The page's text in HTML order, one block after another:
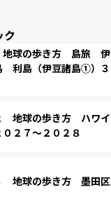
ク
球の歩き方 島旅 伊
利島（伊豆諸島①）３
地球の歩き方 ハワイ
２７～２０２８
地球の歩き方 墨田区